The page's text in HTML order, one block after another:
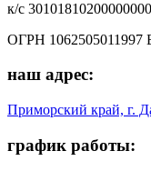
к/с
ОГРН 1062505011997
наш адрес:
Приморский край, г.
график работы: